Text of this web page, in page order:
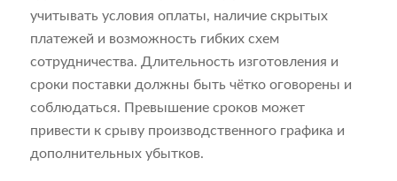
учитывать условия оплаты, наличие скрытых
платежей и возможность гибких схем
сотрудничества. Длительность изготовления и
сроки поставки должны быть чётко оговорены и
соблюдаться. Превышение сроков может
привести к срыву производственного графика и
дополнительных убытков.